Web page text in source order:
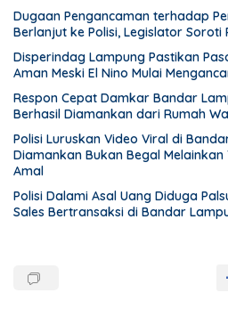
Dugaan Pengancaman terhadap
Berlanjut ke Polisi, Legislator
Disperindag Lampung Pastikan
Aman Meski El Nino Mulai
Respon Cepat Damkar Bandar
Berhasil Diamankan dari Rumah
Polisi Luruskan Video Viral di
Diamankan Bukan Begal
Amal
Polisi Dalami Asal Uang Diduga
Sales Bertransaksi di Bandar